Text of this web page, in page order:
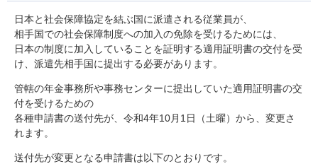
日本と社会保障協定を結ぶ国に派遣される従業員が、
相手国での社会保障制度への加入の免除を受けるためには、
日本の制度に加入していることを証明する適用証明書の交付を受
け、派遣先相手国に提出する必要があります。
管轄の年金事務所や事務センターに提出していた適用証明書の交
付を受けるための
各種申請書の送付先が、令和4年10月1日（土曜）から、変更さ
れます。
送付先が変更となる申請書は以下のとおりです。